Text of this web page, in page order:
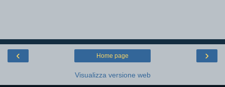
‹ ›
Home page
Visualizza versione web